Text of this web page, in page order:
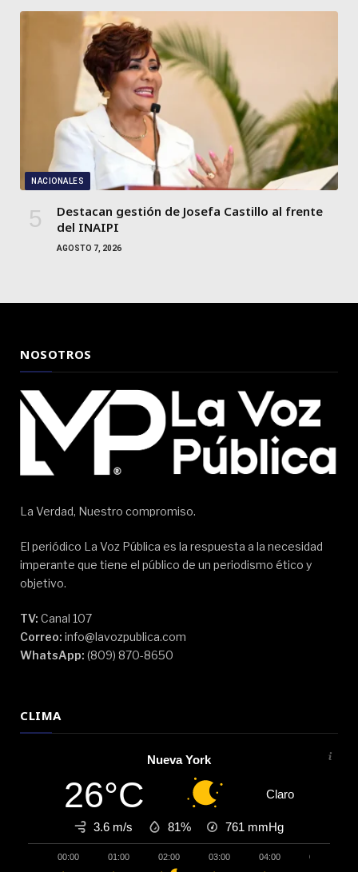
NACIONALES
Destacan gestión de Josefa Castillo al frente
del INAIPI
AGOSTO 7, 2026
NOSOTROS
La Verdad, Nuestro compromiso.
El periódico La Voz Pública es la respuesta a la necesidad
imperante que tiene el público de un periodismo ético y
objetivo.
TV: Canal 107
Correo: info@lavozpublica.com
WhatsApp: (809) 870-8650
CLIMA
Nueva York
26°C Claro
3.6 m/s 81% 761 mmHg
00:00 01:00 02:00 03:00 04:00 05:00